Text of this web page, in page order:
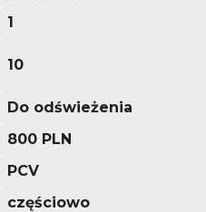
1
10
Do odświeżenia
800 PLN
PCV
częściowo